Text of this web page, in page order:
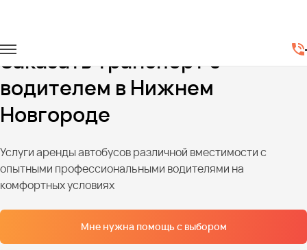
Заказать транспорт с
водителем в Нижнем
Новгороде
Услуги аренды автобусов различной вместимости с
опытными профессиональными водителями на
комфортных условиях
Мне нужна помощь с выбором